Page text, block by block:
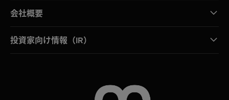
会社概要
投資家向け情報（IR）